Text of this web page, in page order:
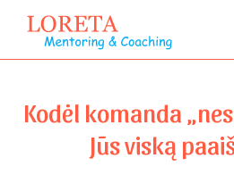
Pereiti
prie
turinio
Kodėl komanda
Jūs viską